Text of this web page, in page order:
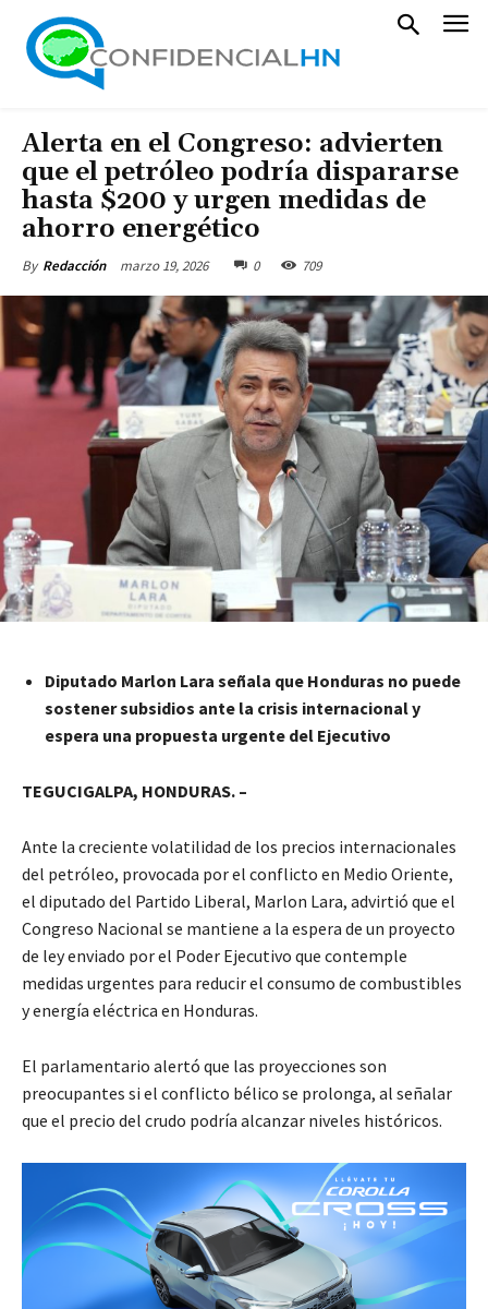
Alerta en el Congreso: advierten
que el petróleo podría dispararse
hasta $200 y urgen medidas de
ahorro energético
By Redacción marzo 19, 2026 0 709
Diputado Marlon Lara señala que Honduras no puede
sostener subsidios ante la crisis internacional y
espera una propuesta urgente del Ejecutivo
TEGUCIGALPA, HONDURAS. –
Ante la creciente volatilidad de los precios internacionales
del petróleo, provocada por el conflicto en Medio Oriente,
el diputado del Partido Liberal, Marlon Lara, advirtió que el
Congreso Nacional se mantiene a la espera de un proyecto
de ley enviado por el Poder Ejecutivo que contemple
medidas urgentes para reducir el consumo de combustibles
y energía eléctrica en Honduras.
El parlamentario alertó que las proyecciones son
preocupantes si el conflicto bélico se prolonga, al señalar
que el precio del crudo podría alcanzar niveles históricos.